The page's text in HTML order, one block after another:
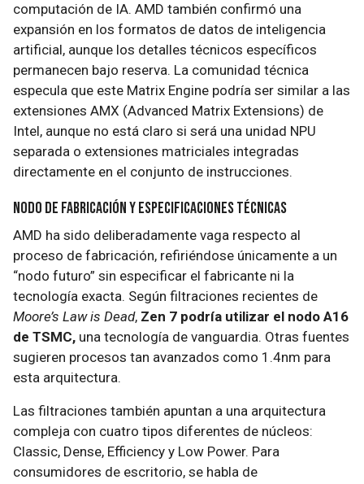
computación de IA. AMD también confirmó una
expansión en los formatos de datos de inteligencia
artificial, aunque los detalles técnicos específicos
permanecen bajo reserva. La comunidad técnica
especula que este Matrix Engine podría ser similar a las
extensiones AMX (Advanced Matrix Extensions) de
Intel, aunque no está claro si será una unidad NPU
separada o extensiones matriciales integradas
directamente en el conjunto de instrucciones.
Nodo de fabricación y especificaciones técnicas
AMD ha sido deliberadamente vaga respecto al
proceso de fabricación, refiriéndose únicamente a un
“nodo futuro” sin especificar el fabricante ni la
tecnología exacta. Según filtraciones recientes de
Moore’s Law is Dead, Zen 7 podría utilizar el nodo A16
de TSMC, una tecnología de vanguardia. Otras fuentes
sugieren procesos tan avanzados como 1.4nm para
esta arquitectura.
Las filtraciones también apuntan a una arquitectura
compleja con cuatro tipos diferentes de núcleos:
Classic, Dense, Efficiency y Low Power. Para
consumidores de escritorio, se habla de